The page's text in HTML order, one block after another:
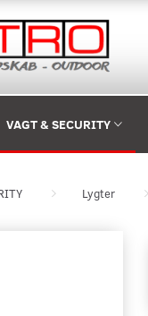
VAGT & SECURITY
Lygter